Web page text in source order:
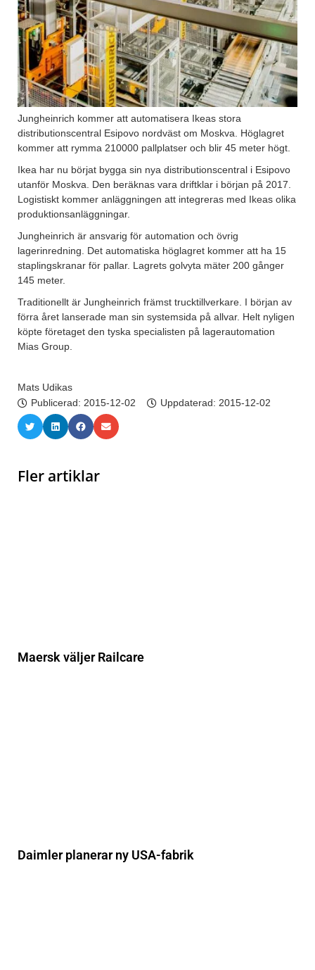
Jungheinrich kommer att automatisera Ikeas stora
distributionscentral Esipovo nordväst om Moskva. Höglagret
kommer att rymma 210000 pallplatser och blir 45 meter högt.
Ikea har nu börjat bygga sin nya distributionscentral i Esipovo
utanför Moskva. Den beräknas vara driftklar i början på 2017.
Logistiskt kommer anläggningen att integreras med Ikeas olika
produktionsanläggningar.
Jungheinrich är ansvarig för automation och övrig
lagerinredning. Det automatiska höglagret kommer att ha 15
staplingskranar för pallar. Lagrets golvyta mäter 200 gånger
145 meter.
Traditionellt är Jungheinrich främst trucktillverkare. I början av
förra året lanserade man sin systemsida på allvar. Helt nyligen
köpte företaget den tyska specialisten på lagerautomation
Mias Group.
Mats Udikas
Publicerad: 2015-12-02 Uppdaterad: 2015-12-02
Fler artiklar
Maersk väljer Railcare
Daimler planerar ny USA-fabrik